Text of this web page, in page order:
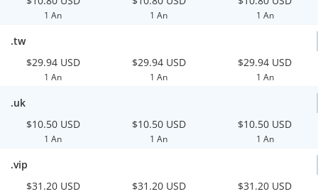
1 An 1 An 1 An
.tw
$29.94 USD
1 An
$29.94 USD
1 An
$29.94 USD
1 An
.uk
$10.50 USD
1 An
$10.50 USD
1 An
$10.50 USD
1 An
.vip
$31.20 USD
$31.20 USD $31.20 USD